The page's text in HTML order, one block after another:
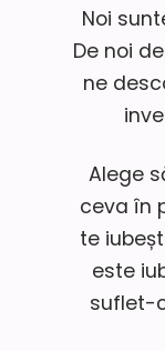
Noi
De noi
ne
Alege
ceva în
te
este
suflet-